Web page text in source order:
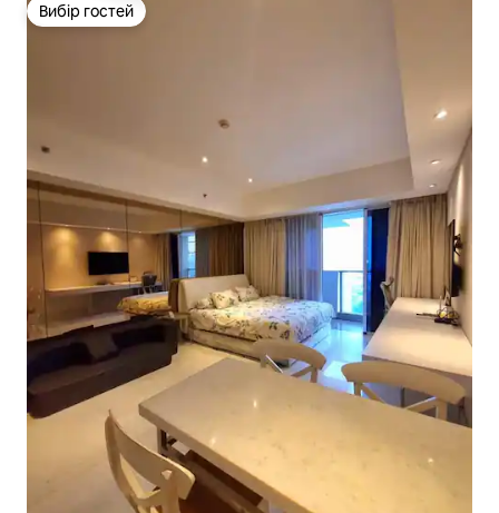
Вибір гостей
Вибір гостей